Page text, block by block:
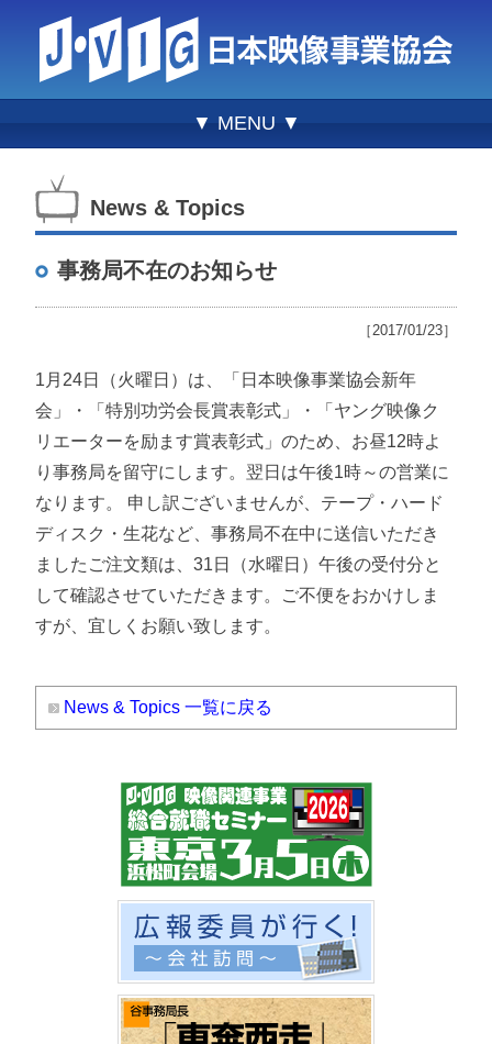
▼ MENU ▼
News & Topics
事務局不在のお知らせ
［2017/01/23］
1月24日（火曜日）は、「日本映像事業協会新年
会」・「特別功労会長賞表彰式」・「ヤング映像ク
リエーターを励ます賞表彰式」のため、お昼12時よ
り事務局を留守にします。翌日は午後1時～の営業に
なります。 申し訳ございませんが、テープ・ハード
ディスク・生花など、事務局不在中に送信いただき
ましたご注文類は、31日（水曜日）午後の受付分と
して確認させていただきます。ご不便をおかけしま
すが、宜しくお願い致します。
News & Topics 一覧に戻る